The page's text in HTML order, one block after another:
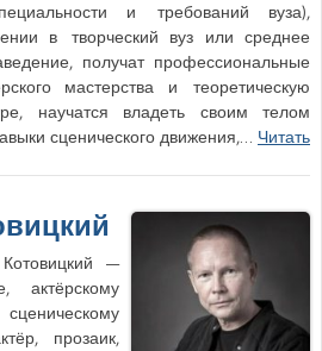
и требований вуза),
в творческий вуз или среднее
получат профессиональные
мастерства и теоретическую
научатся владеть своим телом
сценического движения,… Читать
—
актёрскому
прозаик,